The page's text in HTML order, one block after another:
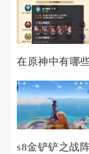
在原神中有哪
s8金铲铲之战